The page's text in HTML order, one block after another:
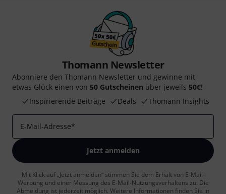
Thomann Newsletter
Abonniere den Thomann Newsletter und gewinne mit
etwas Glück einen von 50 Gutscheinen über jeweils 50€!
Inspirierende Beiträge
Deals Thomann Insights
E-Mail-Adresse*
Jetzt anmelden
Mit Klick auf „Jetzt anmelden“ stimmen Sie dem Erhalt von E-Mail-
Werbung und einer Messung des E-Mail-Nutzungsverhaltens zu. Die
Abmeldung ist jederzeit möglich. Weitere Informationen finden Sie in